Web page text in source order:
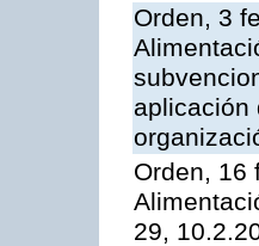
Orden, 3
aplicación
Orden, 16
29,